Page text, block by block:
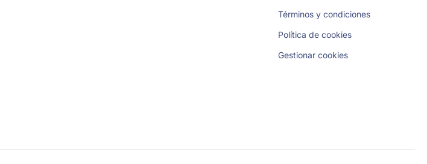
Términos y condiciones
Política de cookies
Gestionar cookies